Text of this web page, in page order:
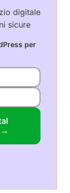
digitale
sicure
per
→